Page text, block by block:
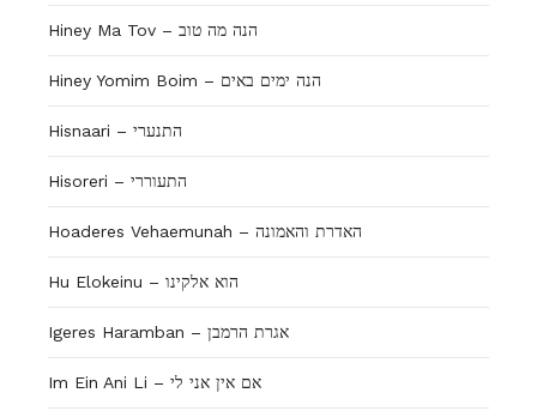
Hiney Ma Tov – הנה מה טוב
Hiney Yomim Boim – הנה ימים באים
Hisnaari – התנערי
Hisoreri – התעוררי
Hoaderes Vehaemunah – האדרת והאמונה
Hu Elokeinu – הוא אלקינו
Igeres Haramban – אגרת הרמבן
Im Ein Ani Li – אם אין אני לי